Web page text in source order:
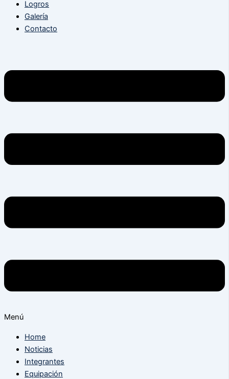
Logros
Galería
Contacto
Menú
Home
Noticias
Integrantes
Equipación